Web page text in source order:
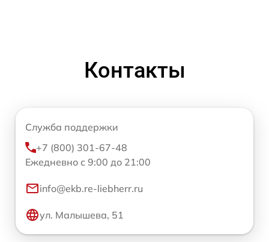
Контакты
Служба поддержки
+7 (800) 301-67-48
Ежедневно с 9:00 до 21:00
info@ekb.re-liebherr.ru
ул. Малышева, 51